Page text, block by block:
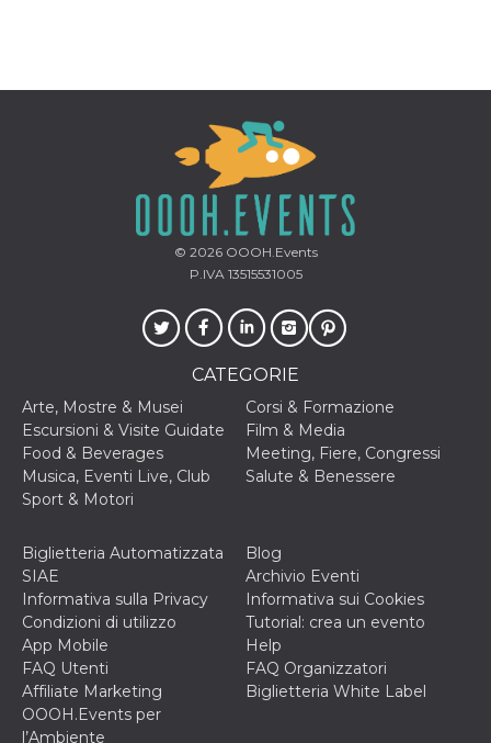
© 2026OOOH.Events
P.IVA 13515531005
CATEGORIE
Arte, Mostre & Musei
Corsi & Formazione
Escursioni & Visite Guidate
Film & Media
Food & Beverages
Meeting, Fiere, Congressi
Musica, Eventi Live, Club
Salute & Benessere
Sport & Motori
Biglietteria Automatizzata
SIAE
Blog
Archivio Eventi
Informativa sulla Privacy
Informativa sui Cookies
Condizioni di utilizzo
Tutorial: crea un evento
App Mobile
Help
FAQ Utenti
FAQ Organizzatori
Affiliate Marketing
Biglietteria White Label
OOOH.Events per
l’Ambiente